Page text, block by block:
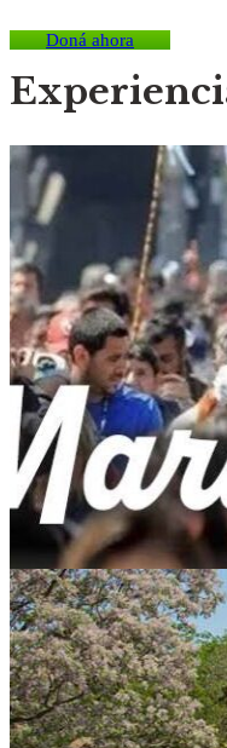
Doná ahora
“María llegó por mi.”